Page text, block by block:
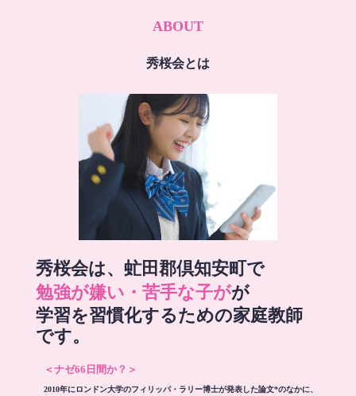
ABOUT
秀桜会とは
秀桜会は、虻田郡倶知安町で
勉強が嫌い・苦手な子がが
学習を習慣化するための家庭教師
です。
＜ナゼ66日間か？＞
2010年にロンドン大学のフィリッパ・ラリー博士が発表した論文*のなかに、